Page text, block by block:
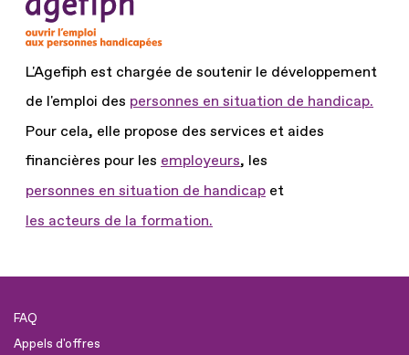
L'Agefiph est chargée de soutenir le développement
de l'emploi des personnes en situation de handicap.
Pour cela, elle propose des services et aides
financières pour les employeurs, les
personnes en situation de handicap et
les acteurs de la formation.
FAQ
Appels d'offres